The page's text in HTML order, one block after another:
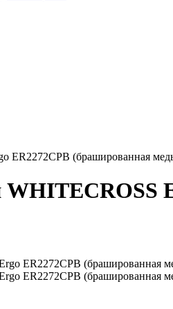
ER2272CPB (брашированная